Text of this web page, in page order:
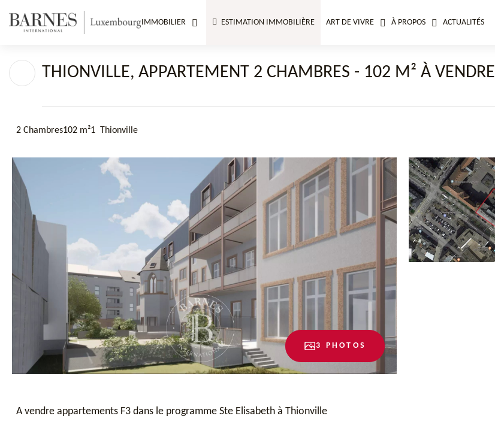
IMMOBILIER ESTIMATION IMMOBILIÈRE ART DE VIVRE À PROPOS ACTUALITÉS
THIONVILLE, APPARTEMENT 2 CHAMBRES - 102 M² À VENDRE
2 Chambres102 m²1 Thionville
3 PHOTOS
A vendre appartements F3 dans le programme Ste Elisabeth à Thionville